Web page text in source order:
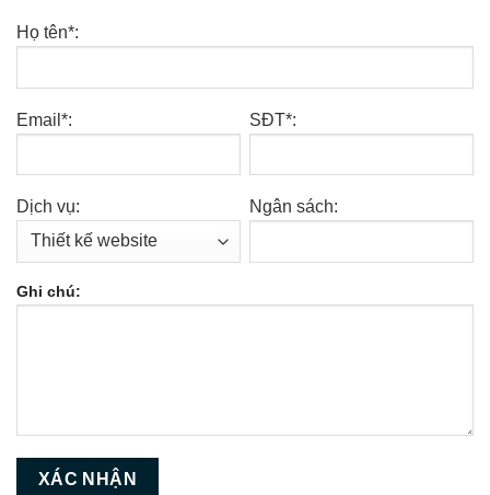
Họ tên*:
Email*: SĐT*:
Dịch vụ: Ngân sách:
Ghi chú: